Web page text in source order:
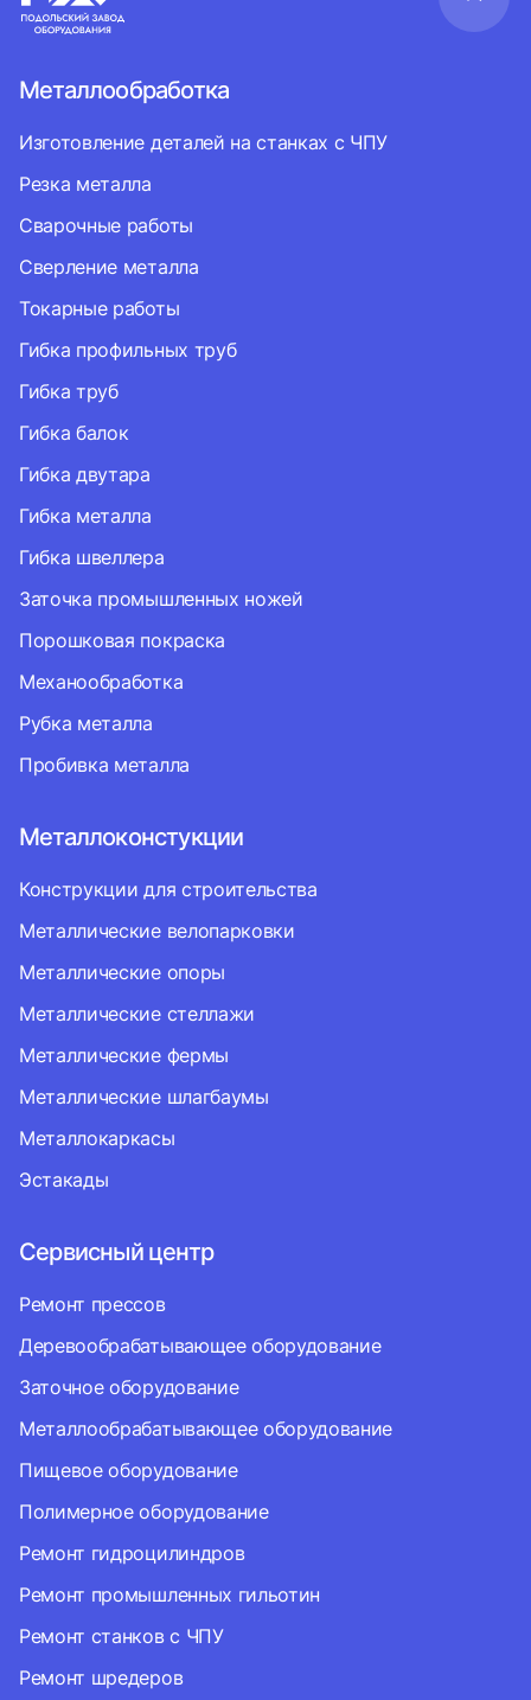
Металлообработка
Изготовление деталей на станках с ЧПУ
Резка металла
Сварочные работы
Сверление металла
Токарные работы
Гибка профильных труб
Гибка труб
Гибка балок
Гибка двутара
Гибка металла
Гибка швеллера
Заточка промышленных ножей
Порошковая покраска
Механообработка
Рубка металла
Пробивка металла
Металлоконстукции
Конструкции для строительства
Металлические велопарковки
Металлические опоры
Металлические стеллажи
Металлические фермы
Металлические шлагбаумы
Металлокаркасы
Эстакады
Сервисный центр
Ремонт прессов
Деревообрабатывающее оборудование
Заточное оборудование
Металлообрабатывающее оборудование
Пищевое оборудование
Полимерное оборудование
Ремонт гидроцилиндров
Ремонт промышленных гильотин
Ремонт станков с ЧПУ
Ремонт шредеров